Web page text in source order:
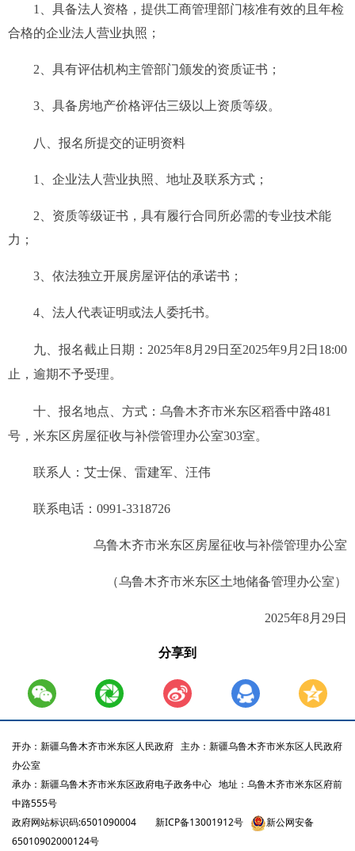
1、具备法人资格，提供工商管理部门核准有效的且年检
合格的企业法人营业执照；
2、 具有评估机构主管部门颁发的资质证书；
3 、具备房地产价格评估三级以上资质等级。
八 、报名所提交的证明资料
1、企业法人营业执照、地址及联系方式；
2 资质等级证书 ，具有履行合同所必需的专业技术能
力；
3、依法独立开展房屋评估的承诺书；
4、法人代表证明或法人委托书。
九 、报名截止日期 ： 2025年8月29日至2025年9月2 日18:00
止，逾期不予受理。
十 、报名地点、方式： 乌鲁木齐市米东区稻香中路481
号，米东区房屋征收与补偿管理办公室303室。
联系人：艾士保、雷建军、汪伟
联系电话：0991-3318726
乌鲁木齐市米东区房屋征收与补偿管理办公室
（乌鲁木齐市米东区土地储备管理办公室）
2025年8月29日
分享到
开办：新疆乌鲁木齐市米东区人民政府 主办：新疆乌鲁木齐市米东区人民政府
办公室
承办：新疆乌鲁木齐市米东区政府电子政务中心 地址：乌鲁木齐市米东区府前
中路555号
政府网站标识码:6501090004
新ICP备13001912号
新公网安备
65010902000124号